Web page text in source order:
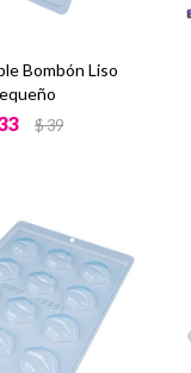
Bombón Liso
$39